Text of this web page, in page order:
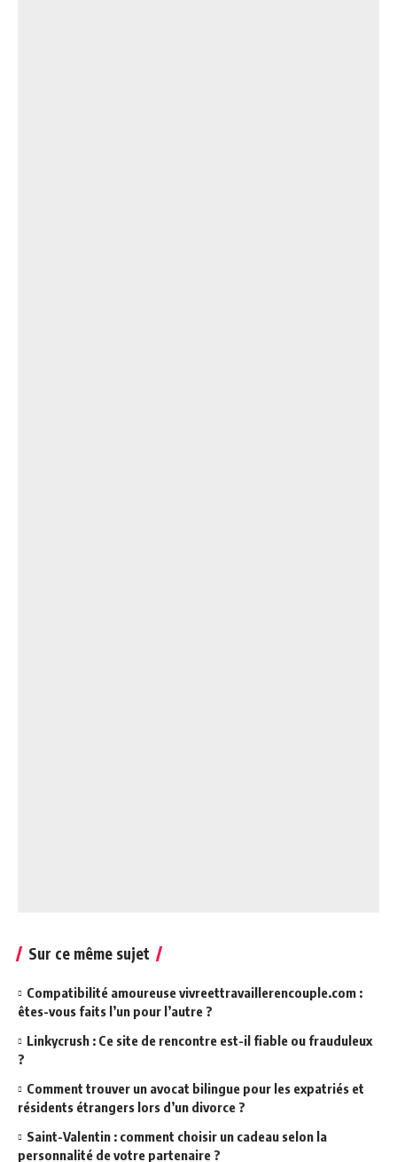
Sur ce même sujet
Compatibilité amoureuse vivreettravaillerencouple.com :
êtes-vous faits l’un pour l’autre ?
Linkycrush : Ce site de rencontre est-il fiable ou frauduleux
?
Comment trouver un avocat bilingue pour les expatriés et
résidents étrangers lors d’un divorce ?
Saint-Valentin : comment choisir un cadeau selon la
personnalité de votre partenaire ?